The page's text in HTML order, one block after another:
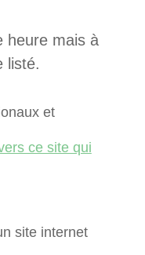
heure mais à
listé.
et
ce site qui
site internet